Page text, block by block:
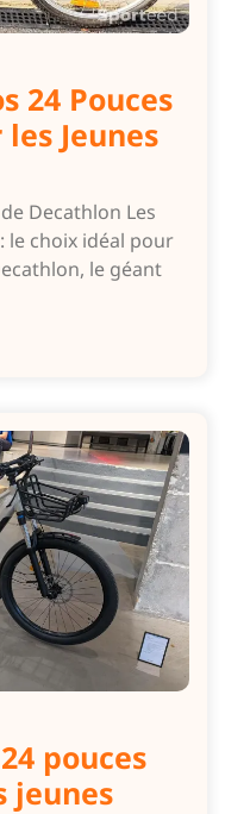
24 Pouces
Jeunes
Decathlon Les
le choix idéal pour
le géant
pouces
jeunes